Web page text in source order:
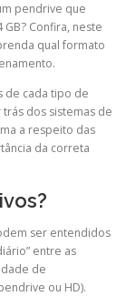
pendrive que
Confira, neste
qual formato
de cada tipo de
dos sistemas de
a respeito das
da correta
ser entendidos
entre as
de
ou HD).